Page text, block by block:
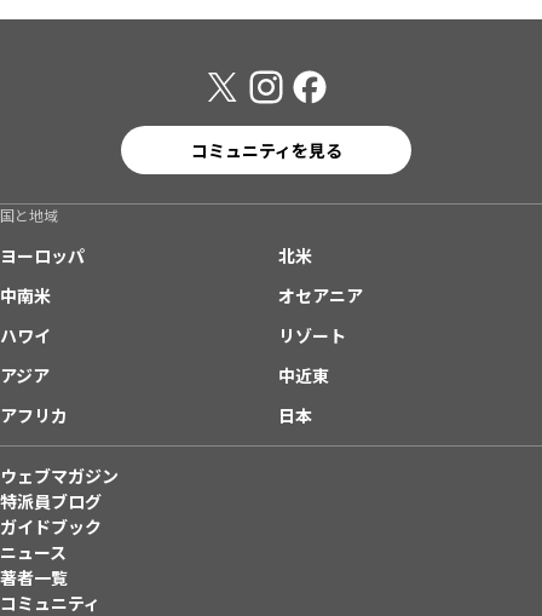
コミュニティを見る
国と地域
ヨーロッパ
北米
中南米
オセアニア
ハワイ
リゾート
アジア
中近東
アフリカ
日本
ウェブマガジン
特派員ブログ
ガイドブック
ニュース
著者一覧
コミュニティ